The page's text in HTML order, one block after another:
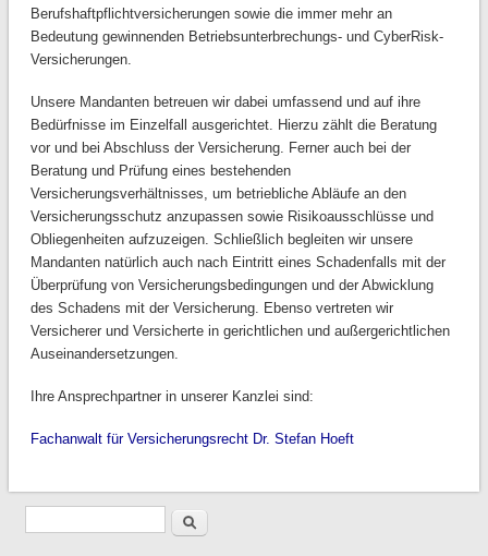
Berufshaftpflichtversicherungen sowie die immer mehr an
Bedeutung gewinnenden Betriebsunterbrechungs- und CyberRisk-
Versicherungen.
Unsere Mandanten betreuen wir dabei umfassend und auf ihre
Bedürfnisse im Einzelfall ausgerichtet. Hierzu zählt die Beratung
vor und bei Abschluss der Versicherung. Ferner auch bei der
Beratung und Prüfung eines bestehenden
Versicherungsverhältnisses, um betriebliche Abläufe an den
Versicherungsschutz anzupassen sowie Risikoausschlüsse und
Obliegenheiten aufzuzeigen. Schließlich begleiten wir unsere
Mandanten natürlich auch nach Eintritt eines Schadenfalls mit der
Überprüfung von Versicherungsbedingungen und der Abwicklung
des Schadens mit der Versicherung. Ebenso vertreten wir
Versicherer und Versicherte in gerichtlichen und außergerichtlichen
Auseinandersetzungen.
Ihre Ansprechpartner in unserer Kanzlei sind:
Fachanwalt für Versicherungsrecht Dr. Stefan Hoeft